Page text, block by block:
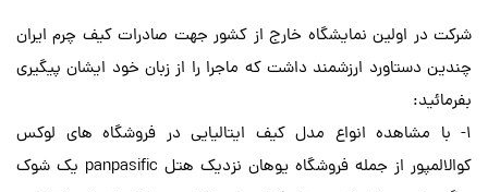
شرکت در اولین نمایشگاه خارج از کشور جهت صادرات کیف چرم ایران
چندین دستاورد ارزشمند داشت که ماجرا را از زبان خود ایشان پیگیری
بفرمائید:
1- با مشاهده انواع مدل کیف ایتالیایی در فروشگاه های لوکس
کوالالمپور از جمله فروشگاه یوهان نزدیک هتل panpasific یک شوک